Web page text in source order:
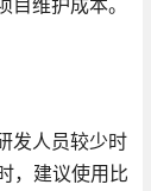
发人员较少时
，建议使用比